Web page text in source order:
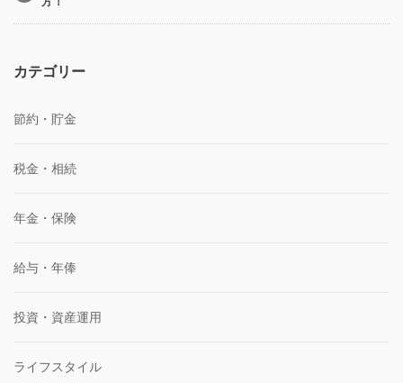
カテゴリー
節約・貯金
税金・相続
年金・保険
給与・年俸
投資・資産運用
ライフスタイル